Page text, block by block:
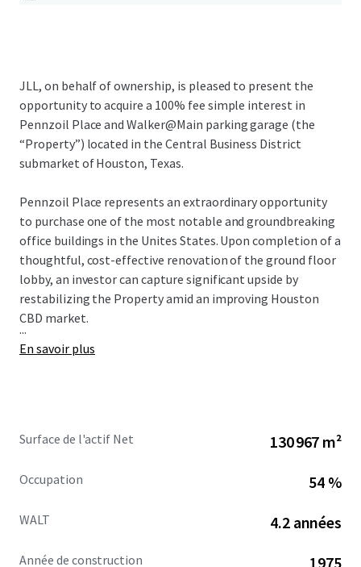
JLL, on behalf of ownership, is pleased to present the
opportunity to acquire a 100% fee simple interest in
Pennzoil Place and Walker@Main parking garage (the
“Property”) located in the Central Business District
submarket of Houston, Texas.
Pennzoil Place represents an extraordinary opportunity
to purchase one of the most notable and groundbreaking
office buildings in the Unites States. Upon completion of a
thoughtful, cost-effective renovation of the ground floor
lobby, an investor can capture significant upside by
restabilizing the Property amid an improving Houston
CBD market.
...
En savoir plus
Surface de l'actif Net 130 967 m²
Occupation 54 %
WALT 4.2 années
Année de construction 1975